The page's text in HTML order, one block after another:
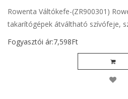
Rowenta Váltókefe-(ZR900301)
takarítógépek átváltható szívófeje,
Fogyasztói ár:7,598Ft